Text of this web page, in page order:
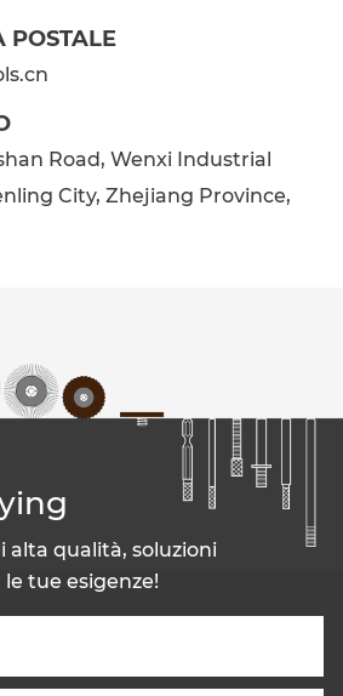
POSTALE
Road, Wenxi Industrial
City, Zhejiang Province,
alta qualità, soluzioni
tue esigenze!